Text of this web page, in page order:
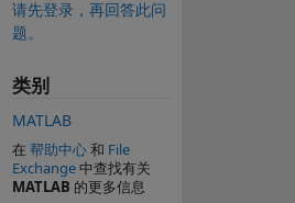
请先登录，再回答此问
题。
类别
MATLAB
在 帮助中心和 File
Exchange中查找有关
MATLAB 的更多信息